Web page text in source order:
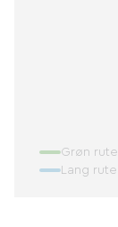
Grøn rute
Lang rute